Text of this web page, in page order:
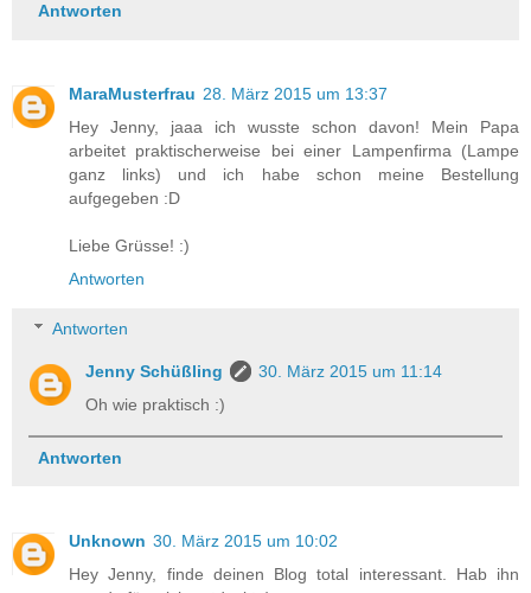
Antworten
MaraMusterfrau 28. März 2015 um 13:37
Hey Jenny, jaaa ich wusste schon davon! Mein Papa
arbeitet praktischerweise bei einer Lampenfirma (Lampe
ganz links) und ich habe schon meine Bestellung
aufgegeben :D
Liebe Grüsse! :)
Antworten
Antworten
Jenny Schüßling
30. März 2015 um 11:14
Oh wie praktisch :)
Antworten
Unknown 30. März 2015 um 10:02
Hey Jenny, finde deinen Blog total interessant. Hab ihn